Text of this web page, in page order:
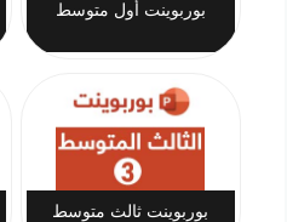
بوربوينت أول متوسط
بوربوينت ثالث متوسط